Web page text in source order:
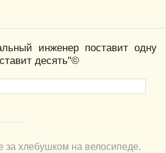
инженер поставит одну
десять"©
за хлебушком на велосипеде.